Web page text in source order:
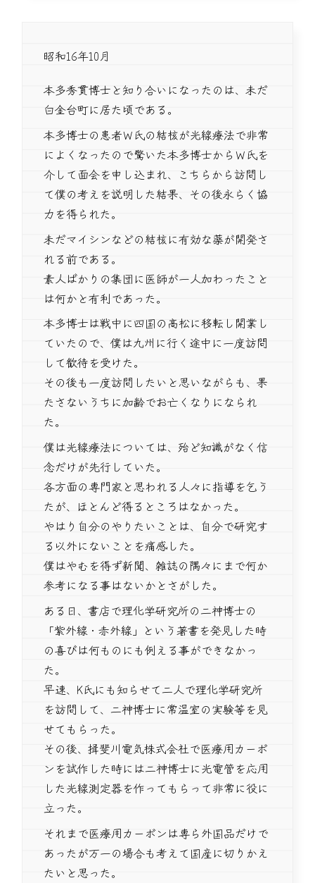
昭和16年10月
本多秀貫博士と知り合いになったのは、未だ
白金台町に居た頃である。
本多博士の患者Ｗ氏の結核が光線療法で非常
によくなったので驚いた本多博士からＷ氏を
介して面会を申し込まれ、こちらから訪問し
て僕の考えを説明した結果、その後永らく協
力を得られた。
未だマイシンなどの結核に有効な薬が開発さ
れる前である。
素人ばかりの集団に医師が一人加わったこと
は何かと有利であった。
本多博士は戦中に四国の高松に移転し開業し
ていたので、僕は九州に行く途中に一度訪問
して歓待を受けた。
その後も一度訪問したいと思いながらも、果
たさないうちに加齢でお亡くなりになられ
た。
僕は光線療法については、殆ど知識がなく信
念だけが先行していた。
各方面の専門家と思われる人々に指導を乞う
たが、ほとんど得るところはなかった。
やはり自分のやりたいことは、自分で研究す
る以外にないことを痛感した。
僕はやむを得ず新聞、雑誌の隅々にまで何か
参考になる事はないかとさがした。
ある日、書店で理化学研究所の二神博士の
「紫外線・赤外線」という著書を発見した時
の喜びは何ものにも例える事ができなかっ
た。
早速、K氏にも知らせて二人で理化学研究所
を訪問して、二神博士に常温室の実験等を見
せてもらった。
その後、揖斐川電気株式会社で医療用カーボ
ンを試作した時には二神博士に光電管を応用
した光線測定器を作ってもらって非常に役に
立った。
それまで医療用カーボンは専ら外国品だけで
あったが万一の場合も考えて国産に切りかえ
たいと思った。